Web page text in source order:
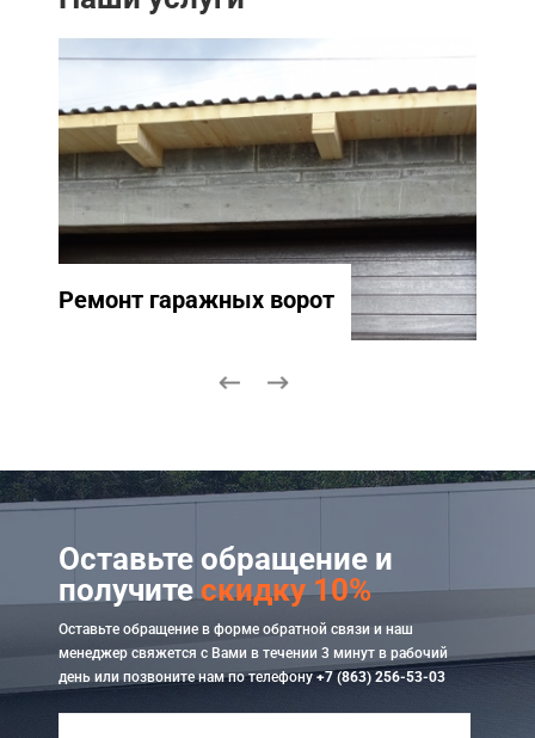
Ремонт гаражных ворот
Оставьте обращение и
получитескидку 10%
Оставьте обращение в форме обратной связи и наш
менеджер свяжется с Вами в течении 3 минут в рабочий
день или позвоните нам по телефону+7 (863) 256-53-03